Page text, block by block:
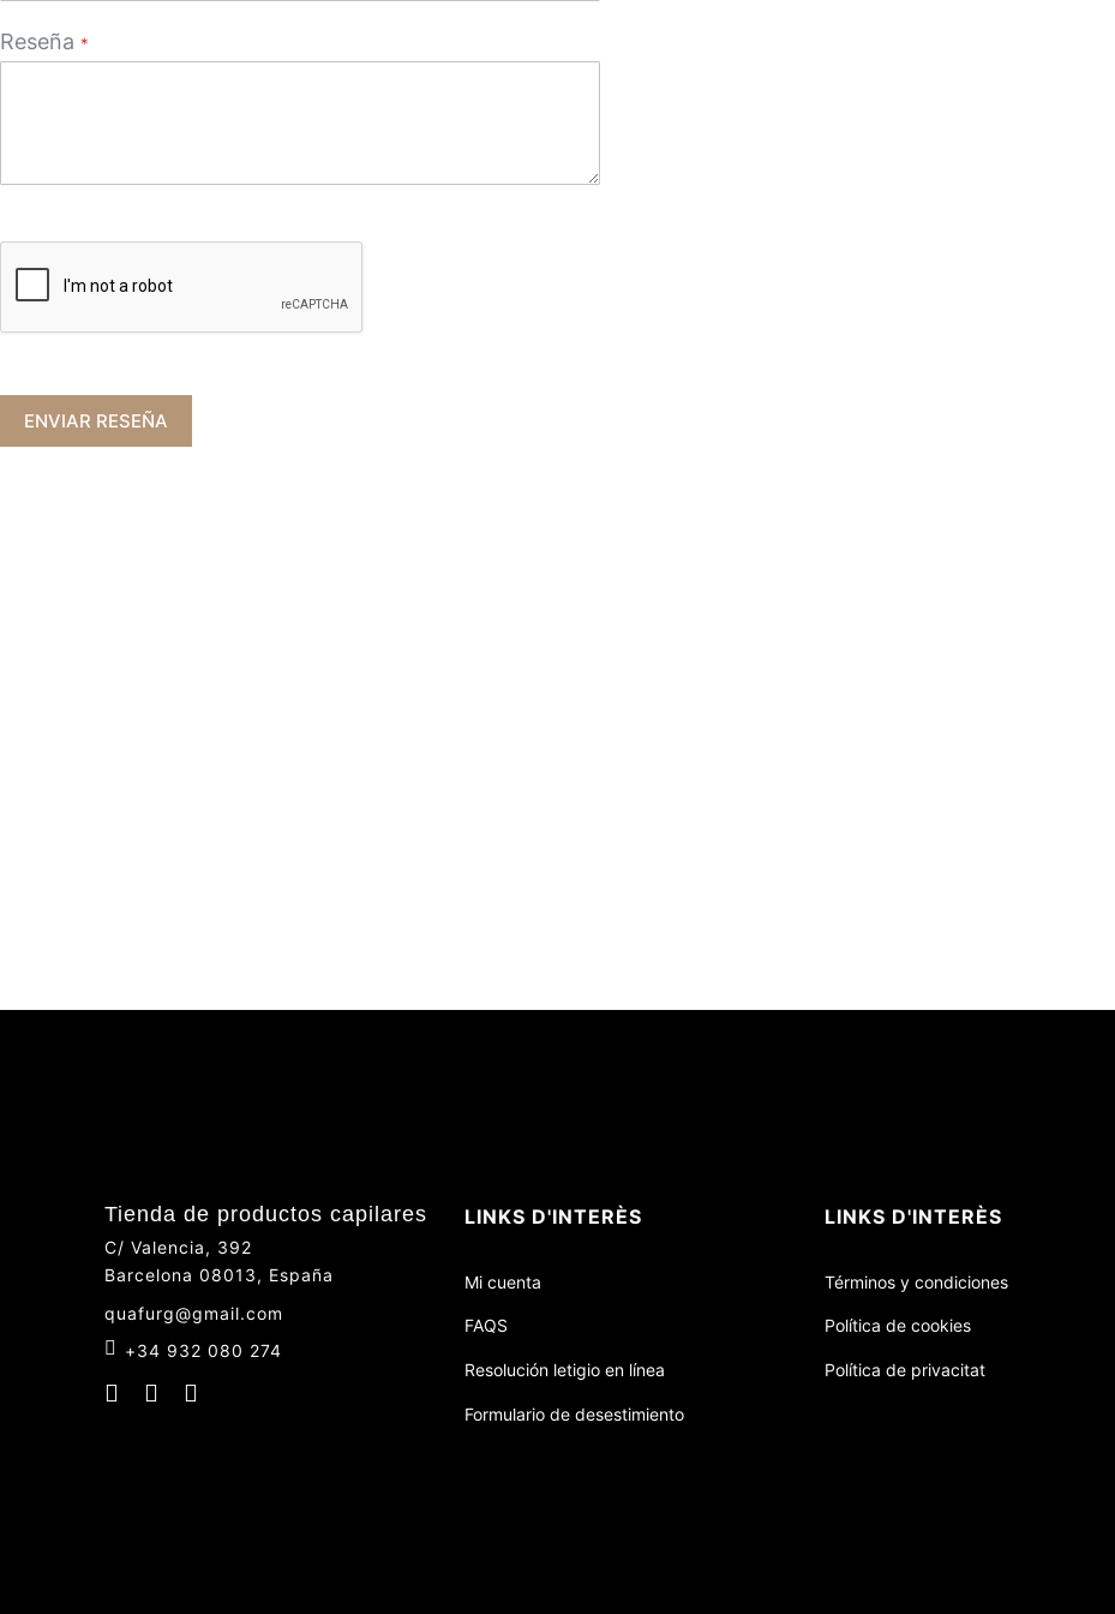
Reseña
ENVIAR RESEÑA
Tienda de productos capilares
C/ Valencia, 392
Barcelona 08013, España
quafurg@gmail.com
+34 932 080 274
LINKS D'INTERÈS
Mi cuenta
FAQS
Resolución letigio en línea
Formulario de desestimiento
LINKS D'INTERÈS
Términos y condiciones
Política de cookies
Política de privacitat